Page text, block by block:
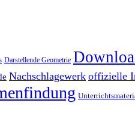
Darstellende Geometrie
Nachschlagewerk offizielle